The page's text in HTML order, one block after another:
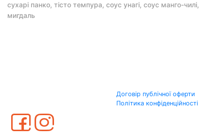
сухарі панко, тісто темпура, соус унагі, соус манго-чилі,
мигдаль
Договір публічної оферти
Політика конфіденційності